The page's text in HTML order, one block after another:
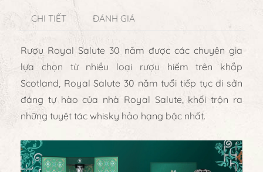
CHI TIẾT ĐÁNH GIÁ
Rượu Royal Salute 30 năm được các chuyên gia
lựa chọn từ nhiều loại rượu hiếm trên khắp
Scotland, Royal Salute 30 năm tuổi tiếp tục di sản
đáng tự hào của nhà Royal Salute, khối trộn ra
những tuyệt tác whisky hảo hạng bậc nhất.